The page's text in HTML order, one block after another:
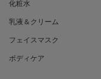
化粧水
乳液＆クリーム
フェイスマスク
ボディケア